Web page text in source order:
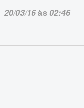
20/03/16às02:46